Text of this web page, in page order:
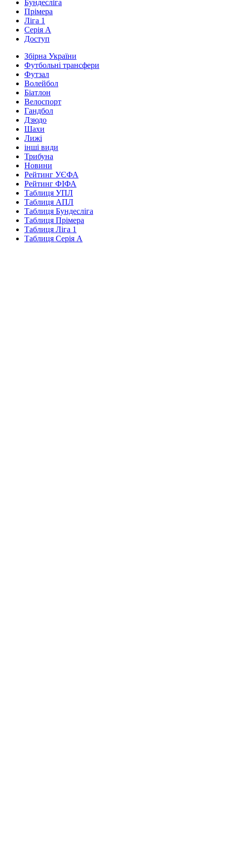
Бундесліга
Прімера
Ліга 1
Серія А
Доступ
Збірна України
Футбольні трансфери
Футзал
Волейбол
Біатлон
Велоспорт
Гандбол
Дзюдо
Шахи
Лижі
інші види
Трибуна
Новини
Рейтинг УЄФА
Рейтинг ФІФА
Таблиця УПЛ
Таблиця АПЛ
Таблиця Бундесліга
Таблиця Прімера
Таблиця Ліга 1
Таблиця Серія А